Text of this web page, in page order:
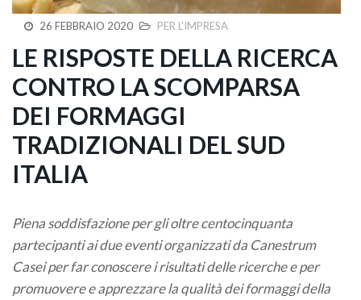
26 FEBBRAIO 2020 PER L'IMPRESA
LE RISPOSTE DELLA RICERCA
CONTRO LA SCOMPARSA
DEI FORMAGGI
TRADIZIONALI DEL SUD
ITALIA
Piena soddisfazione per gli oltre centocinquanta
partecipanti ai due eventi organizzati da Canestrum
Casei per far conoscere i risultati delle ricerche e per
promuovere e apprezzare la qualità dei formaggi della